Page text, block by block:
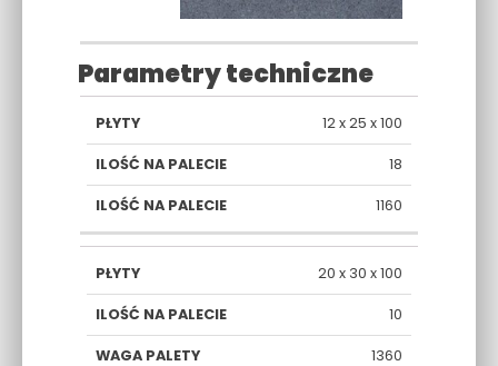
Parametry techniczne
WYMIARY
[CM]
SZTUK
PALECIE
WAGA
[KG]
12 x 25 x 100
18
1160
20 x 30 x 100
10
1360